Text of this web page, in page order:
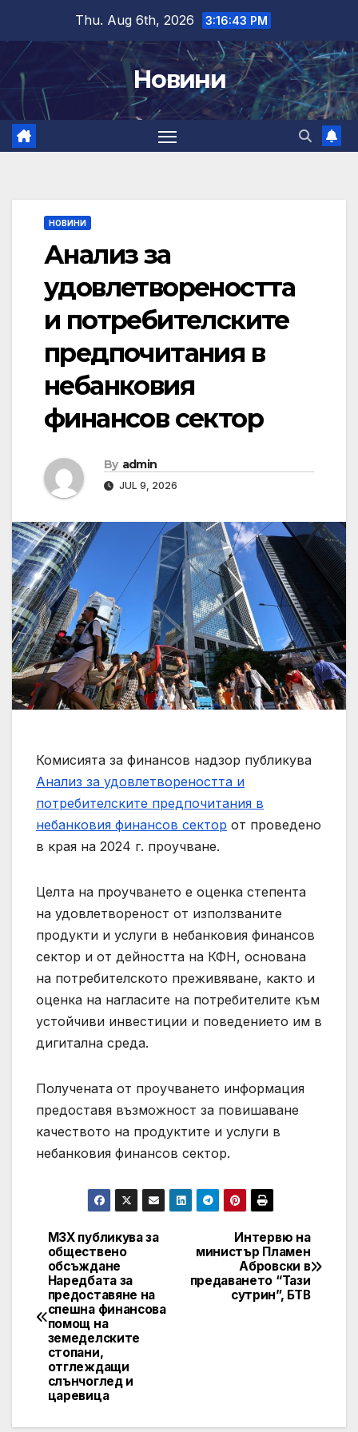
content
Thu. Aug 6th, 2026 3:16:43 PM
Новини
НОВИНИ
Анализ за
удовлетвореността
и потребителските
предпочитания в
небанковия
финансов сектор
By admin
JUL 9, 2026
Комисията за финансов надзор публикува
Анализ за удовлетвореността и
потребителските предпочитания в
небанковия финансов сектор от проведено
в края на 2024 г. проучване.
Целта на проучването е оценка степента
на удовлетвореност от използваните
продукти и услуги в небанковия финансов
сектор и от дейността на КФН, основана
на потребителското преживяване, както и
оценка на нагласите на потребителите към
устойчиви инвестиции и поведението им в
дигитална среда.
Получената от проучването информация
предоставя възможност за повишаване
качеството на продуктите и услуги в
небанковия финансов сектор.
Post
navigation
Интервю на
министър Пламен
Абровски в
предаването “Тази
сутрин”, БТВ
МЗХ публикува за
обществено
обсъждане
Наредбата за
предоставяне на
спешна финансова
помощ на
земеделските
стопани,
отглеждащи
слънчоглед и
царевица